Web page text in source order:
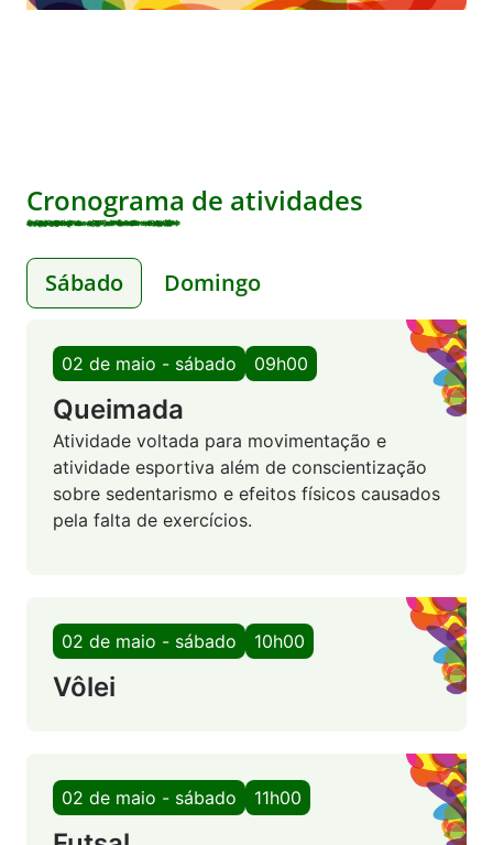
Cronograma de atividades
Sábado Domingo
02 de maio - sábado 09h00
Queimada
Atividade voltada para movimentação e
atividade esportiva além de conscientização
sobre sedentarismo e efeitos físicos causados
pela falta de exercícios.
02 de maio - sábado 10h00
Vôlei
02 de maio - sábado 11h00